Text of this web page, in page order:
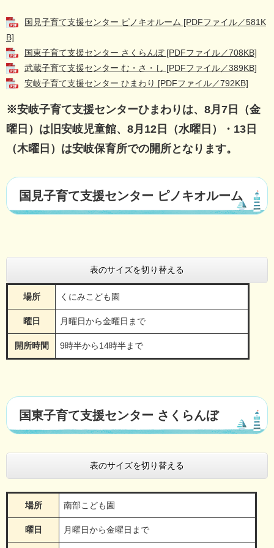
国見子育て支援センター ピノキオルーム [PDFファイル／581K
B]
国東子育て支援センター さくらんぼ [PDFファイル／708KB]
武蔵子育て支援センター む・さ・し [PDFファイル／389KB]
安岐子育て支援センター ひまわり [PDFファイル／792KB]
※安岐子育て支援センターひまわりは、8月7日（金
曜日）は旧安岐児童館、8月12日（水曜日）・13日
（木曜日）は安岐保育所での開所となります。
国見子育て支援センター ピノキオルーム
表のサイズを切り替える
場所 くにみこども園
曜日 月曜日から金曜日まで
開所時間 9時半から14時半まで
国東子育て支援センター さくらんぼ
表のサイズを切り替える
場所 南部こども園
曜日 月曜日から金曜日まで